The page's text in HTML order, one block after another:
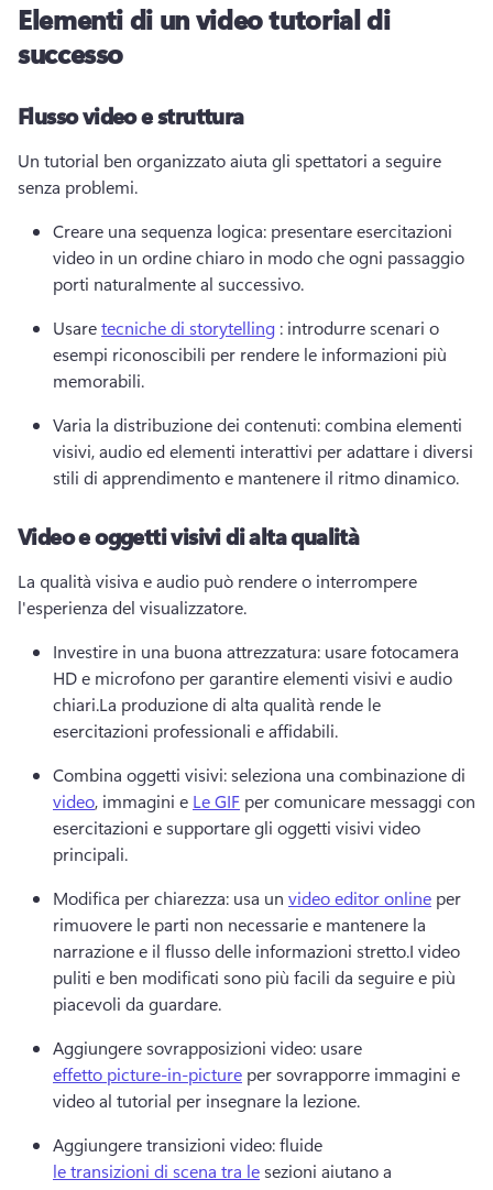
Elementi di un video tutorial di
successo
Flusso video e struttura
Un tutorial ben organizzato aiuta gli spettatori a seguire
senza problemi.
Creare una sequenza logica: presentare esercitazioni
video in un ordine chiaro in modo che ogni passaggio
porti naturalmente al successivo.
Usare tecniche di storytelling : introdurre scenari o
esempi riconoscibili per rendere le informazioni più
memorabili.
Varia la distribuzione dei contenuti: combina elementi
visivi, audio ed elementi interattivi per adattare i diversi
stili di apprendimento e mantenere il ritmo dinamico.
Video e oggetti visivi di alta qualità
La qualità visiva e audio può rendere o interrompere
l'esperienza del visualizzatore.
Investire in una buona attrezzatura: usare fotocamera
HD e microfono per garantire elementi visivi e audio
chiari.La produzione di alta qualità rende le
esercitazioni professionali e affidabili.
Combina oggetti visivi: seleziona una combinazione di
video, immagini e Le GIF per comunicare messaggi con
esercitazioni e supportare gli oggetti visivi video
principali.
Modifica per chiarezza: usa un video editor online per
rimuovere le parti non necessarie e mantenere la
narrazione e il flusso delle informazioni stretto.I video
puliti e ben modificati sono più facili da seguire e più
piacevoli da guardare.
Aggiungere sovrapposizioni video: usare
effetto picture-in-picture per sovrapporre immagini e
video al tutorial per insegnare la lezione.
Aggiungere transizioni video: fluide
le transizioni di scena tra le sezioni aiutano a